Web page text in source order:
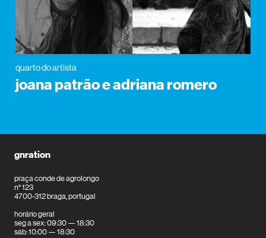
quarto do artista
joana patrão e adriana romero
gnration
praça conde de agrolongo
n° 123
4700-312 braga, portugal
horário geral
seg a sex: 09:30 — 18:30
sáb: 10:00 — 18:30